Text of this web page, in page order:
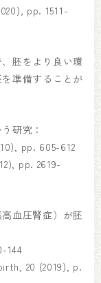
pp. 1511-
胚をより良い環
準備することが
研究：
pp. 605-612
pp. 2619-
血圧腎症）が胚
144
20 (2019), p.